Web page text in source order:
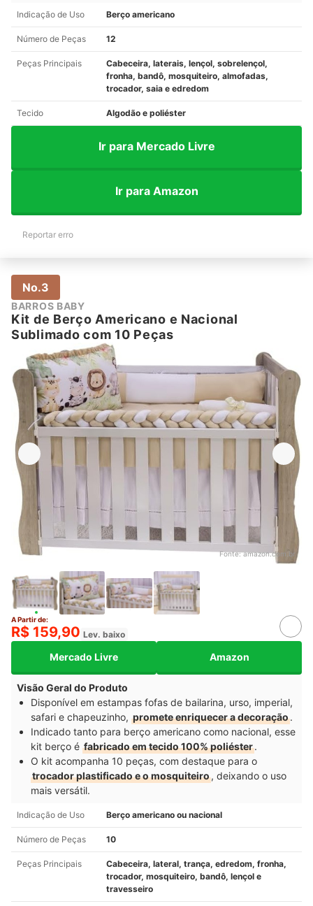
Indicação de Uso Berço americano
Número de Peças 12
Peças Principais
Cabeceira, laterais, lençol, sobrelençol,
fronha, bandô, mosquiteiro, almofadas,
trocador, saia e edredom
Tecido Algodão e poliéster
Ir para Mercado Livre
Ir para Amazon
Reportar erro
No.3
BARROS BABY
Kit de Berço Americano e Nacional
Sublimado com 10 Peças
Fonte:amazon.com.br
A Partir de:
R$ 159,90 Lev. baixo
Mercado Livre Amazon
Visão Geral do Produto
Disponível em estampas fofas de bailarina, urso, imperial,
safari e chapeuzinho, promete enriquecer a decoração.
Indicado tanto para berço americano como nacional, esse
kit berço é fabricado em tecido 100% poliéster.
O kit acompanha 10 peças, com destaque para o
trocador plastificado e o mosquiteiro, deixando o uso
mais versátil.
Indicação de Uso Berço americano ou nacional
Número de Peças 10
Peças Principais
Cabeceira, lateral, trança, edredom, fronha,
trocador, mosquiteiro, bandô, lençol e
travesseiro